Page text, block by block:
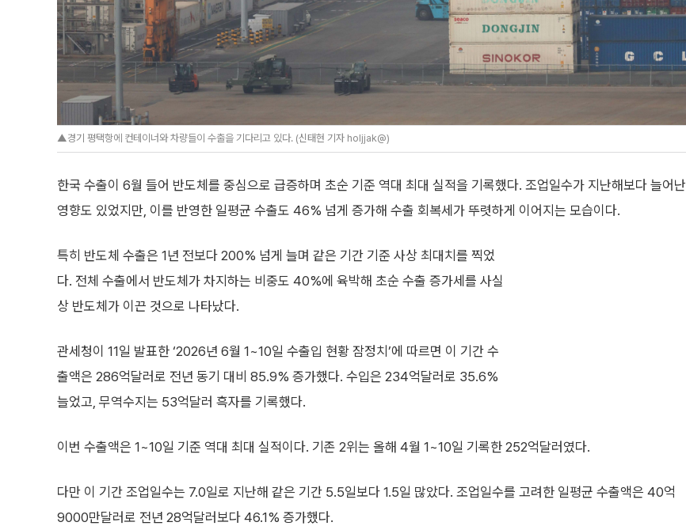
▲경기 평택항에 컨테이너와 차량들이 수출을 기다리고 있다. (신태현 기자 holjjak@)
한국 수출이 6월 들어 반도체를 중심으로 급증하며 초순 기준 역대 최대 실적을 기록했다. 조업일수가 지난해보다 늘어난
영향도 있었지만, 이를 반영한 일평균 수출도 46% 넘게 증가해 수출 회복세가 뚜렷하게 이어지는 모습이다.
특히 반도체 수출은 1년 전보다 200% 넘게 늘며 같은 기간 기준 사상 최대치를 찍었
다. 전체 수출에서 반도체가 차지하는 비중도 40%에 육박해 초순 수출 증가세를 사실
상 반도체가 이끈 것으로 나타났다.
관세청이 11일 발표한 ‘2026년 6월 1~10일 수출입 현황 잠정치’에 따르면 이 기간 수
출액은 286억달러로 전년 동기 대비 85.9% 증가했다. 수입은 234억달러로 35.6%
늘었고, 무역수지는 53억달러 흑자를 기록했다.
이번 수출액은 1~10일 기준 역대 최대 실적이다. 기존 2위는 올해 4월 1~10일 기록한 252억달러였다.
다만 이 기간 조업일수는 7.0일로 지난해 같은 기간 5.5일보다 1.5일 많았다. 조업일수를 고려한 일평균 수출액은 40억
9000만달러로 전년 28억달러보다 46.1% 증가했다.